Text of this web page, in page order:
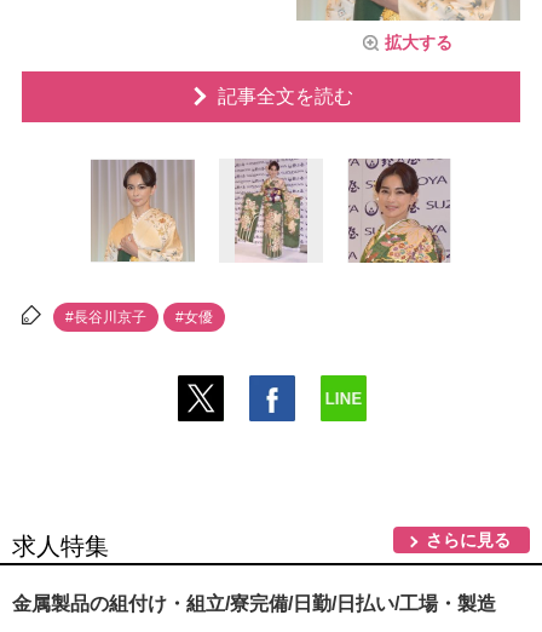
拡大する
記事全文を読む
#長谷川京子 #女優
求人特集 さらに見る
金属製品の組付け・組立/寮完備/日勤/日払い/工場・製造